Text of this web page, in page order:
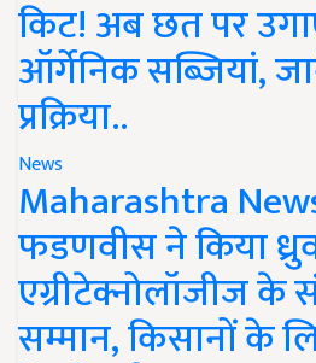
किट! अब छत पर
ऑर्गेनिक सब्जियां,
प्रक्रिया..
News
Maharashtra
फडणवीस ने किया
एग्रीटेक्नोलॉजीज के
सम्मान, किसानों के